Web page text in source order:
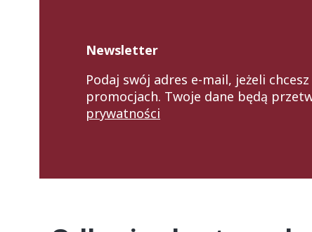
Newsletter
Podaj swój adres e-mail, jeżeli
promocjach. Twoje dane będą
prywatności